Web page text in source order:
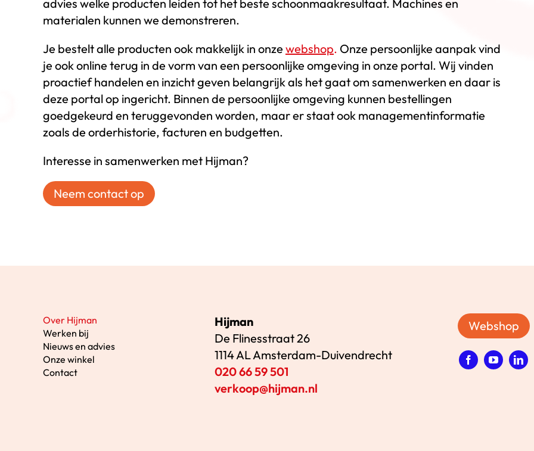
advies welke producten leiden tot het beste schoonmaakresultaat. Machines en
materialen kunnen we demonstreren.
Je bestelt alle producten ook makkelijk in onze webshop. Onze persoonlijke aanpak vind
je ook online terug in de vorm van een persoonlijke omgeving in onze portal. Wij vinden
proactief handelen en inzicht geven belangrijk als het gaat om samenwerken en daar is
deze portal op ingericht. Binnen de persoonlijke omgeving kunnen bestellingen
goedgekeurd en teruggevonden worden, maar er staat ook managementinformatie
zoals de orderhistorie, facturen en budgetten.
Interesse in samenwerken met Hijman?
Neem contact op
Over Hijman
Werken bij
Nieuws en advies
Onze winkel
Contact
Hijman
De Flinesstraat 26
1114 AL Amsterdam-Duivendrecht
020 66 59 501
verkoop@hijman.nl
Webshop